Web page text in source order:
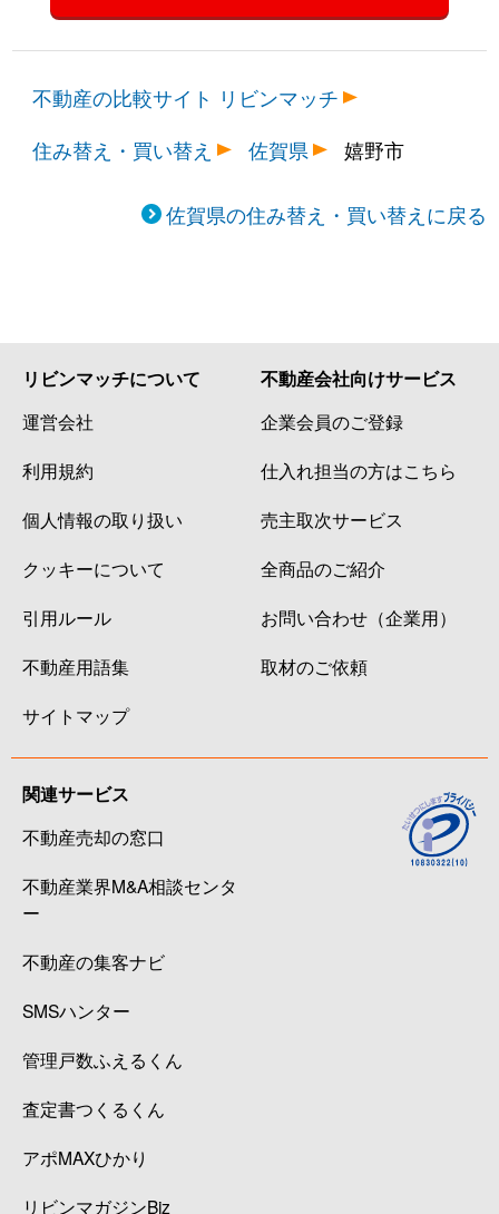
不動産の比較サイト リビンマッチ
住み替え・買い替え
佐賀県 嬉野市
佐賀県の住み替え・買い替えに戻る
リビンマッチについて
運営会社
利用規約
個人情報の取り扱い
クッキーについて
引用ルール
不動産用語集
サイトマップ
不動産会社向けサービス
企業会員のご登録
仕入れ担当の方はこちら
売主取次サービス
全商品のご紹介
お問い合わせ（企業用）
取材のご依頼
関連サービス
不動産売却の窓口
不動産業界M&A相談センタ
ー
不動産の集客ナビ
SMSハンター
管理戸数ふえるくん
査定書つくるくん
アポMAXひかり
リビンマガジンBiz